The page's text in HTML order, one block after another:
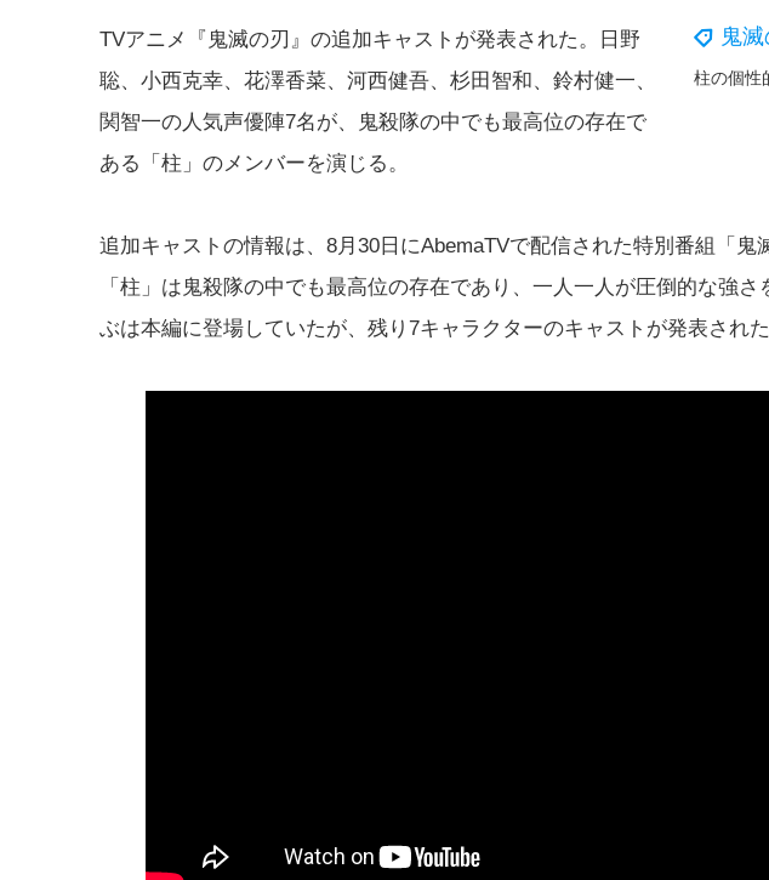
鬼
TVアニメ『鬼滅の刃』の追加キャストが発表された。日野
聡、小西克幸、花澤香菜、河西健吾、杉田智和、鈴村健一、
関智一の人気声優陣7名が、鬼殺隊の中でも最高位の存在で
ある「柱」のメンバーを演じる。
追加キャストの情報は、8月30日にAbemaTVで配信された特別番組「鬼
「柱」は鬼殺隊の中でも最高位の存在であり、一人一人が圧倒的な強
ぶは本編に登場していたが、残り7キャラクターのキャストが発表された